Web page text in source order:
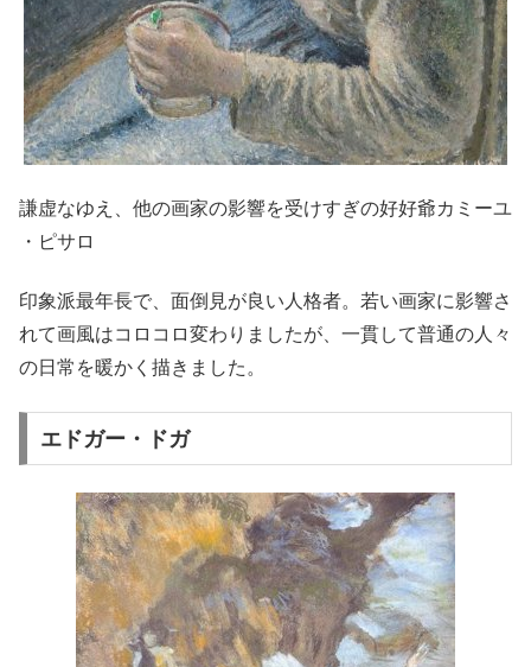
謙虚なゆえ、他の画家の影響を受けすぎの好好爺カミーユ
・ピサロ
印象派最年長で、面倒見が良い人格者。若い画家に影響さ
れて画風はコロコロ変わりましたが、一貫して普通の人々
の日常を暖かく描きました。
エドガー・ドガ